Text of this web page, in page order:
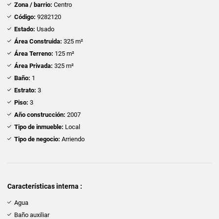
Zona / barrio: Centro
Código: 9282120
Estado: Usado
Área Construida: 325 m²
Área Terreno: 125 m²
Área Privada: 325 m²
Baño: 1
Estrato: 3
Piso: 3
Año construcción: 2007
Tipo de inmueble: Local
Tipo de negocio: Arriendo
Características interna :
Agua
Baño auxiliar